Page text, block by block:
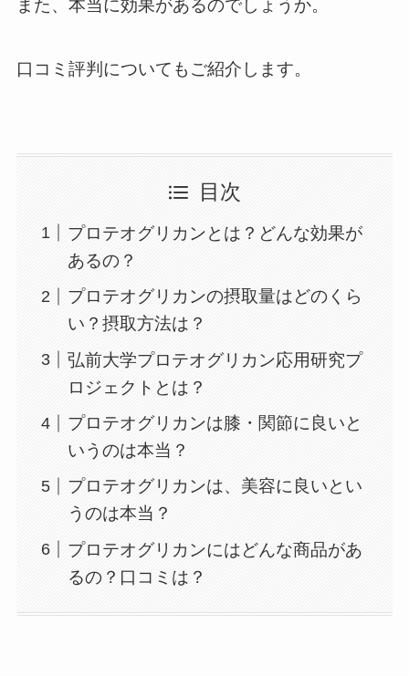
また、本当に効果があるのでしょうか。
口コミ評判についてもご紹介します。
目次
プロテオグリカンとは？どんな効果が
あるの？
プロテオグリカンの摂取量はどのくら
い？摂取方法は？
弘前大学プロテオグリカン応用研究プ
ロジェクトとは？
プロテオグリカンは膝・関節に良いと
いうのは本当？
プロテオグリカンは、美容に良いとい
うのは本当？
プロテオグリカンにはどんな商品があ
るの？口コミは？